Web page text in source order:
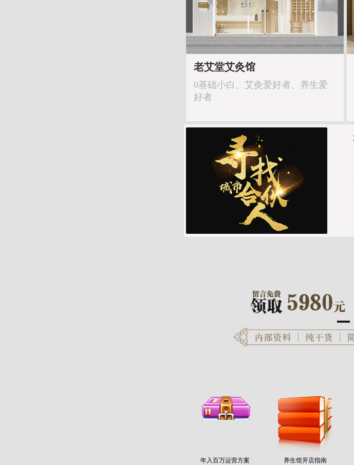
老艾堂艾灸馆
0基础小白、艾灸爱好者、养生爱
好者
年入百万运营方案 养生馆开店指南